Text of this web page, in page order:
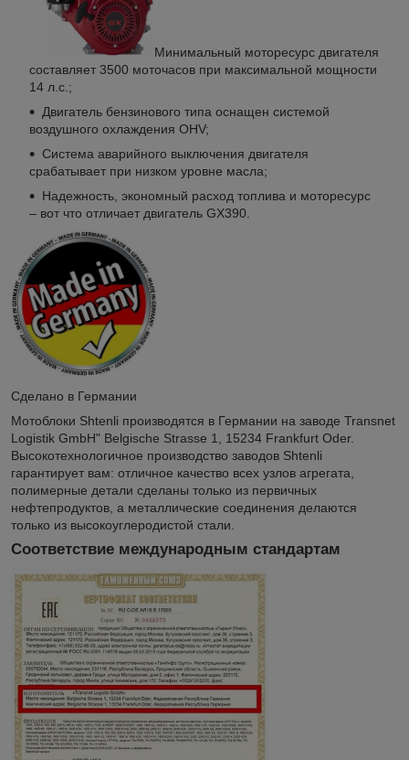
Минимальный моторесурс двигателя
составляет 3500 моточасов при максимальной мощности
14 л.с.;
Двигатель бензинового типа оснащен системой
воздушного охлаждения OHV;
Система аварийного выключения двигателя
срабатывает при низком уровне масла;
Надежность, экономный расход топлива и моторесурс
– вот что отличает двигатель GX390.
Сделано в Германии
Мотоблоки Shtenli производятся в Германии на заводе Transnet
Logistik GmbH" Belgische Strasse 1, 15234 Frankfurt Oder.
Высокотехнологичное производство заводов Shtenli
гарантирует вам: отличное качество всех узлов агрегата,
полимерные детали сделаны только из первичных
нефтепродуктов, а металлические соединения делаются
только из высокоуглеродистой стали.
Соответствие международным стандартам